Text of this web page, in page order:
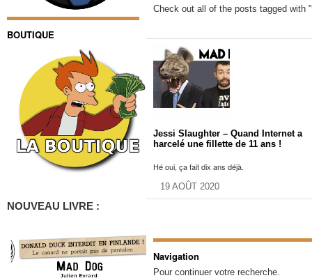
BOUTIQUE
NOUVEAU LIVRE :
Check out all of the posts tagged with
Jessi Slaughter – Quand Internet a
harcelé une fillette de 11 ans !
Hé oui, ça fait dix ans déjà.
19 AOÛT 2020
Navigation
Pour continuer votre recherche.